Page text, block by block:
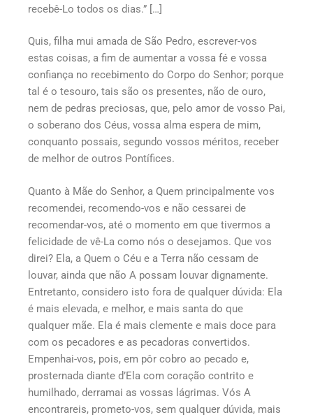
recebê-Lo todos os dias.” […]
Quis, filha mui amada de São Pedro, escrever-vos
estas coisas, a fim de aumentar a vossa fé e vossa
confiança no recebimento do Corpo do Senhor; porque
tal é o tesouro, tais são os presentes, não de ouro,
nem de pedras preciosas, que, pelo amor de vosso Pai,
o soberano dos Céus, vossa alma espera de mim,
conquanto possais, segundo vossos méritos, receber
de melhor de outros Pontífices.
Quanto à Mãe do Senhor, a Quem principalmente vos
recomendei, recomendo-vos e não cessarei de
recomendar-vos, até o momento em que tivermos a
felicidade de vê-La como nós o desejamos. Que vos
direi? Ela, a Quem o Céu e a Terra não cessam de
louvar, ainda que não A possam louvar dignamente.
Entretanto, considero isto fora de qualquer dúvida: Ela
é mais elevada, e melhor, e mais santa do que
qualquer mãe. Ela é mais clemente e mais doce para
com os pecadores e as pecadoras convertidos.
Empenhai-vos, pois, em pôr cobro ao pecado e,
prosternada diante d’Ela com coração contrito e
humilhado, derramai as vossas lágrimas. Vós A
encontrareis, prometo-vos, sem qualquer dúvida, mais